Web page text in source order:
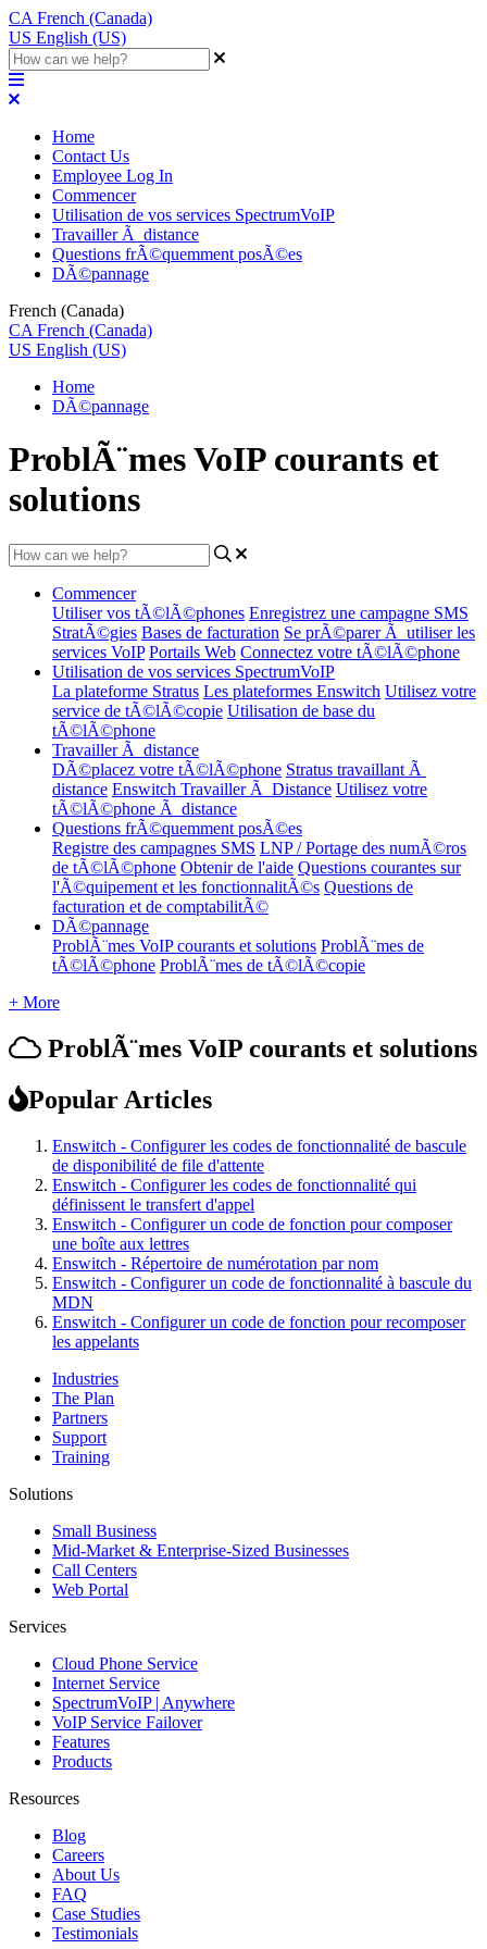
CA French (Canada)
US English (US)
Home
Contact Us
Employee Log In
Commencer
Utilisation de vos services SpectrumVoIP
Travailler Ã distance
Questions frÃ©quemment posÃ©es
DÃ©pannage
French (Canada)
CA French (Canada)
US English (US)
Home
DÃ©pannage
ProblÃ¨mes VoIP courants et
solutions
Commencer
Utiliser vos tÃ©lÃ©phones Enregistrez une campagne SMS
StratÃ©gies Bases de facturation Se prÃ©parer Ã utiliser les
services VoIP Portails Web Connectez votre tÃ©lÃ©phone
Utilisation de vos services SpectrumVoIP
La plateforme Stratus Les plateformes Enswitch Utilisez votre
service de tÃ©lÃ©copie Utilisation de base du
tÃ©lÃ©phone
Travailler Ã distance
DÃ©placez votre tÃ©lÃ©phone Stratus travaillant Ã
distance Enswitch Travailler Ã Distance Utilisez votre
tÃ©lÃ©phone Ã distance
Questions frÃ©quemment posÃ©es
Registre des campagnes SMS LNP / Portage des numÃ©ros
de tÃ©lÃ©phone Obtenir de l'aide Questions courantes sur
l'Ã©quipement et les fonctionnalitÃ©s Questions de
facturation et de comptabilitÃ©
DÃ©pannage
ProblÃ¨mes VoIP courants et solutions ProblÃ¨mes de
tÃ©lÃ©phone ProblÃ¨mes de tÃ©lÃ©copie
+ More
ProblÃ¨mes VoIP courants et solutions
Popular Articles
Enswitch - Configurer les codes de fonctionnalité de bascule
de disponibilité de file d'attente
Enswitch - Configurer les codes de fonctionnalité qui
définissent le transfert d'appel
Enswitch - Configurer un code de fonction pour composer
une boîte aux lettres
Enswitch - Répertoire de numérotation par nom
Enswitch - Configurer un code de fonctionnalité à bascule du
MDN
Enswitch - Configurer un code de fonction pour recomposer
les appelants
Industries
The Plan
Partners
Support
Training
Solutions
Small Business
Mid-Market & Enterprise-Sized Businesses
Call Centers
Web Portal
Services
Cloud Phone Service
Internet Service
SpectrumVoIP | Anywhere
VoIP Service Failover
Features
Products
Resources
Blog
Careers
About Us
FAQ
Case Studies
Testimonials